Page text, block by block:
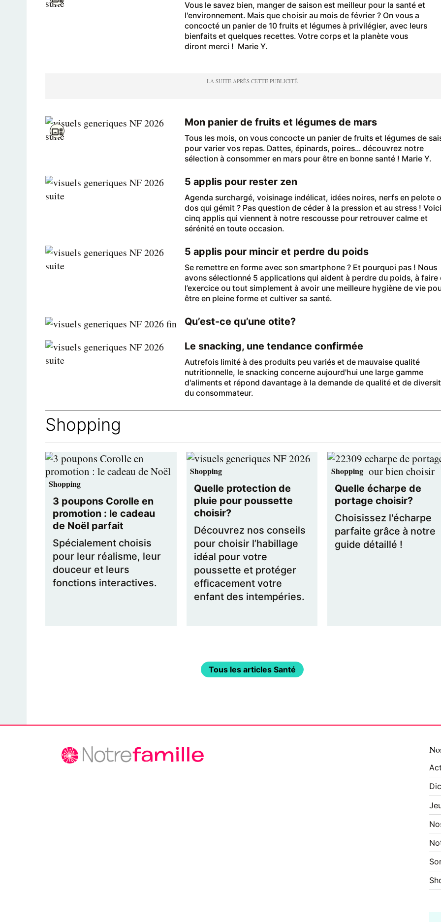
Vous le savez bien, manger de saison est meilleur pour la santé et
l'environnement. Mais que choisir au mois de février ? On vous a
concocté un panier de 10 fruits et légumes à privilégier, avec leurs
bienfaits et quelques recettes. Votre corps et la planète vous
diront merci ! Marie Y.
Mon panier de fruits et légumes de mars
Tous les mois, on vous concocte un panier de fruits et légumes de
pour varier vos repas. Dattes, épinards, poires... découvrez notre
sélection à consommer en mars pour être en bonne santé ! Marie Y.
5 applis pour rester zen
Agenda surchargé, voisinage indélicat, idées noires, nerfs en pelote
dos qui gémit ? Pas question de céder à la pression et au stress ! Voici
cinq applis qui viennent à notre rescousse pour retrouver calme et
sérénité en toute occasion.
5 applis pour mincir et perdre du poids
Se remettre en forme avec son smartphone ? Et pourquoi pas ! Nous
avons sélectionné 5 applications qui aident à perdre du poids, à faire
l’exercice ou tout simplement à avoir une meilleure hygiène de vie
être en pleine forme et cultiver sa santé.
Qu’est-ce qu’une otite?
Le snacking, une tendance confirmée
Autrefois limité à des produits peu variés et de mauvaise qualité
nutritionnelle, le snacking concerne aujourd'hui une large gamme
d'aliments et répond davantage à la demande de qualité et de
du consommateur.
Shopping
Shopping
3 poupons Corolle en
promotion : le cadeau
de Noël parfait
Spécialement choisis
pour leur réalisme, leur
douceur et leurs
fonctions interactives.
Shopping
Quelle protection de
pluie pour poussette
choisir?
Découvrez nos conseils
pour choisir l’habillage
idéal pour votre
poussette et protéger
efficacement votre
enfant des intempéries.
Shopping
Quelle écharpe de
portage choisir?
Choisissez l'écharpe
parfaite grâce à notre
guide détaillé !
Tous les articles Santé